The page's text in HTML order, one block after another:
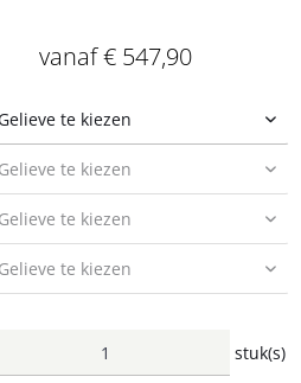
vanaf € 547,90
stuk(s)